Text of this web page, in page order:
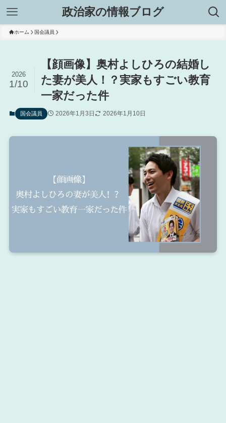
政治家の情報ブログ
ホーム 国会議員
【顔画像】奥村よしひろの結婚し
た妻が美人！？実家もすごい教育
一家だった件
2026
1/10
国会議員 2026年1月3日 2026年1月10日